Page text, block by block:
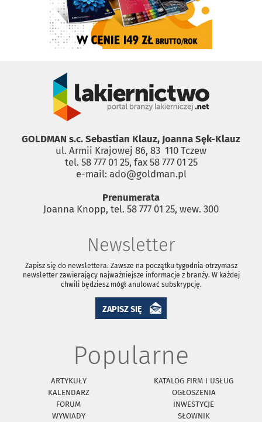
GOLDMAN s.c. Sebastian Klauz, Joanna Sęk-Klauz
ul. Armii Krajowej 86, 83 ­ 110 Tczew
tel. 58 777 01 25, fax 58 777 01 25
e-mail: ado@goldman.pl
Prenumerata
Joanna Knopp, tel. 58 777 01 25, wew. 300
Newsletter
Zapisz się do newslettera. Zawsze na początku tygodnia otrzymasz
newsletter zawierający najważniejsze informacje z branży. W każdej
chwili będziesz mógł anulować subskrypcję.
ZAPISZ SIĘ
Popularne
ARTYKUŁY
KATALOG FIRM I USŁUG
KALENDARZ
OGŁOSZENIA
FORUM
INWESTYCJE
WYWIADY
SŁOWNIK